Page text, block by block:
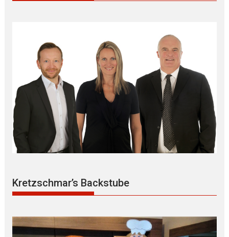
Kretzschmar’s Backstube